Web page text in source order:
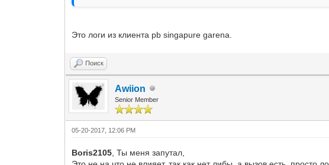
Это логи из клиента pb singapure garena.
Поиск
Awiion
Senior Member
05-20-2017, 12:06 PM
Boris2105 , Ты меня запутал,